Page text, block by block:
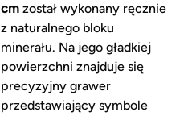
cmzostał wykonany ręcznie
z naturalnego bloku
minerału. Na jego gładkiej
powierzchni znajduje się
precyzyjny grawer
przedstawiający symbole